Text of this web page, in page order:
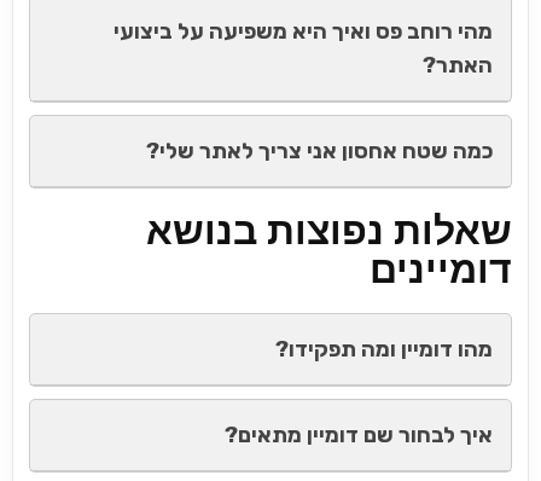
מהי רוחב פס ואיך היא משפיעה על ביצועי
האתר?
כמה שטח אחסון אני צריך לאתר שלי?
שאלות נפוצות בנושא
דומיינים
מהו דומיין ומה תפקידו?
איך לבחור שם דומיין מתאים?